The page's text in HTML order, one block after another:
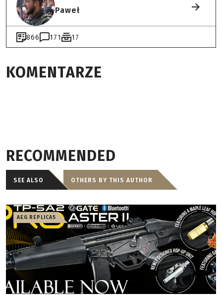
Paweł
866 171 17
KOMENTARZE
RECOMMENDED
SEE ALSO OTHERS BY THIS AUTHOR
AEG REPLICAS